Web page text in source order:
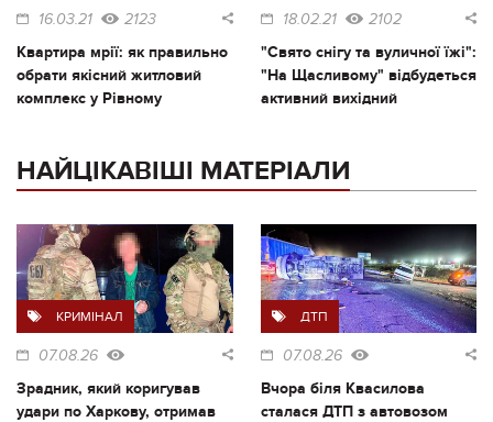
16.03.21 2123
Квартира мрії: як правильно
обрати якісний житловий
комплекс у Рівному
18.02.21 2102
"Свято снігу та вуличної їжі":
"На Щасливому" відбудеться
активний вихідний
НАЙЦІКАВІШІ МАТЕРІАЛИ
КРИМІНАЛ
07.08.26
Зрадник, який коригував
удари по Харкову, отримав
ДТП
07.08.26
Вчора біля Квасилова
сталася ДТП з автовозом